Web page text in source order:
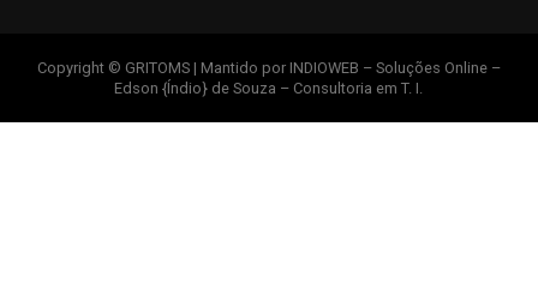
Copyright © GRITOMS | Mantido por INDIOWEB – Soluções Online –
Edson {Índio} de Souza – Consultoria em T. I.